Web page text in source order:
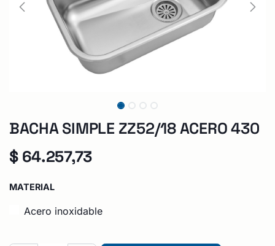
BACHA SIMPLE ZZ52/18 ACERO 430
$ 64.257,73
MATERIAL
Acero inoxidable